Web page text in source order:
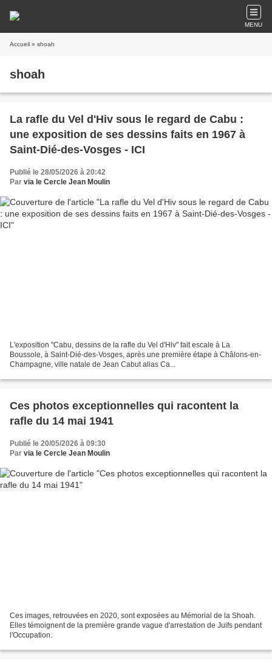
MENU
Accueil » shoah
shoah
La rafle du Vel d'Hiv sous le regard de Cabu :
une exposition de ses dessins faits en 1967 à
Saint-Dié-des-Vosges - ICI
Publié le 28/05/2026 à 20:42
Par via le Cercle Jean Moulin
L'exposition "Cabu, dessins de la rafle du Vel d'Hiv" fait escale à La
Boussole, à Saint-Dié-des-Vosges, après une première étape à Châlons-en-
Champagne, ville natale de Jean Cabut alias Ca...
Ces photos exceptionnelles qui racontent la
rafle du 14 mai 1941
Publié le 20/05/2026 à 09:30
Par via le Cercle Jean Moulin
Ces images, retrouvées en 2020, sont exposées au Mémorial de la Shoah.
Elles témoignent de la première grande vague d'arrestation de Juifs pendant
l'Occupation.